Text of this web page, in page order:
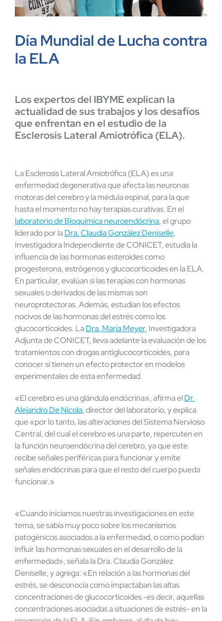
Día Mundial de Lucha contra
la ELA
Los expertos del IBYME explican la
actualidad de sus trabajos y los desafíos
que enfrentan en el estudio de la
Esclerosis Lateral Amiotrófica (ELA).
La Esclerosis Lateral Amiotrófica (ELA) es una
enfermedad degenerativa que afecta las neuronas
motoras del cerebro y la médula espinal, para la que
hasta el momento no hay terapias curativas. En el
laboratorio de Bioquímica neuroendócrina, el grupo
liderado por laDra. Claudia González Deniselle,
Investigadora Independiente de CONICET, estudia la
influencia de las hormonas esteroides como
progesterona, estrógenos y glucocorticoides en la ELA.
En particular, evalúan si las terapias con hormonas
sexuales o derivados de las mismas son
neuroprotectoras. Además, estudian los efectos
nocivos de las hormonas del estrés como los
glucocorticoides. LaDra. María Meyer, Investigadora
Adjunta de CONICET, lleva adelante la evaluación de los
tratamientos con drogas antiglucocorticoides, para
conocer si tienen un efecto protector en modelos
experimentales de esta enfermedad.
«El cerebro es una glándula endócrina», afirma elDr.
Alejandro De Nicola, director del laboratorio, y explica
que «por lo tanto, las alteraciones del Sistema Nervioso
Central, del cual el cerebro es una parte, repercuten en
la función neuroendócrina del cerebro, ya que este
recibe señales periféricas para funcionar y emite
señales endócrinas para que el resto del cuerpo pueda
funcionar.»
«Cuando iniciamos nuestras investigaciones en este
tema, se sabía muy poco sobre los mecanismos
patogénicos asociados a la enfermedad, o como podían
influir las hormonas sexuales en el desarrollo de la
enfermedad», señala la Dra. Claudia González
Deniselle, y agrega: «En relación a las hormonas del
estrés, se desconocía como impactaban las altas
concentraciones de glucocorticoides -es decir, aquellas
concentraciones asociadas a situaciones de estrés- en la